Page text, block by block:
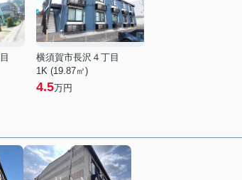
横須賀市長沢４丁目
1K (19.87㎡)
4.5万円